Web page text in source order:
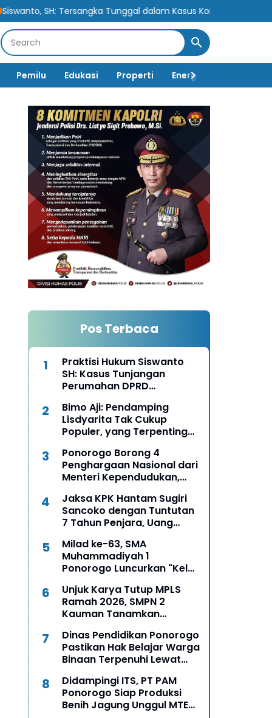
Tunggal dalam Kasus Korupsi Berpotensi Cederai Rasa Keadilan
Pemilu Edukasi Properti Energi
Pos Terbaca
Praktisi Hukum Siswanto
SH: Kasus Tunjangan
Perumahan DPRD
Terang Benderang
Bimo Aji: Pendamping
Lisdyarita Tak Cukup
Populer, yang Terpenting
Membangun Ponorogo
Ponorogo Borong 4
Penghargaan Nasional dari
Menteri Kependudukan,
Keluarga Berkualitas
Jaksa KPK Hantam Sugiri
Sancoko dengan Tuntutan
7 Tahun Penjara, Uang
Milad ke-63, SMA
Muhammadiyah 1
Ponorogo Luncurkan "Kelas
Pengusaha Muda
Unjuk Karya Tutup MPLS
Ramah 2026, SMPN 2
Kauman Tanamkan
Percaya Diri Siswa Baru
Dinas Pendidikan Ponorogo
Pastikan Hak Belajar Warga
Binaan Terpenuhi Lewat
Kesetaraan
Didampingi ITS, PT PAM
Ponorogo Siap Produksi
Benih Jagung Unggul MTE